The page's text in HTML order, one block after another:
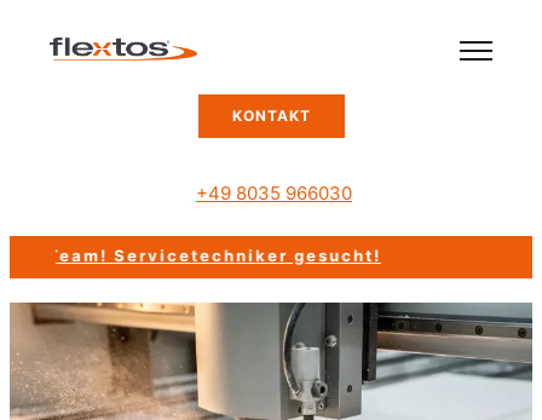
KONTAKT
+49 8035 966030
Servicetechniker gesucht!